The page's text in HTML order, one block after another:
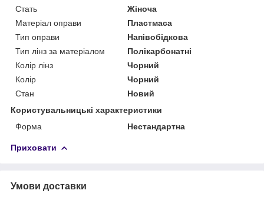
Стать
Жіноча
Матеріал оправи
Пластмаса
Тип оправи
Напівобідкова
Тип лінз за матеріалом
Полікарбонатні
Колір лінз
Чорний
Колір
Чорний
Стан
Новий
Користувальницькі характеристики
Форма
Нестандартна
Приховати
Умови доставки